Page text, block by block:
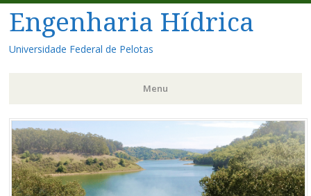
Engenharia Hídrica
Universidade Federal de Pelotas
Menu
Pular
para
o
conteúdo